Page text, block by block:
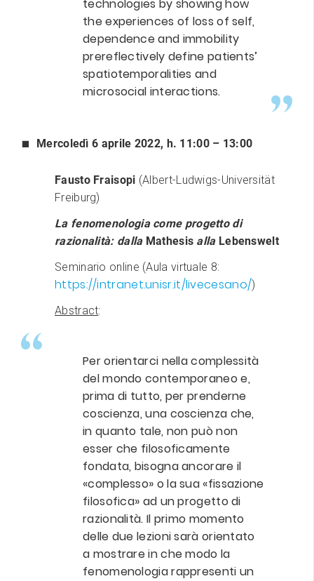
technologies by showing how
the experiences of loss of self,
dependence and immobility
prereflectively define patients’
spatiotemporalities and
microsocial interactions.
Mercoledì 6 aprile 2022, h. 11:00 – 13:00
Fausto Fraisopi (Albert-Ludwigs-Universität
Freiburg)
La fenomenologia come progetto di
razionalità: dalla Mathesis alla Lebenswelt
Seminario online (Aula virtuale 8:
https://intranet.unisr.it/livecesano/)
Abstract:
Per orientarci nella complessità
del mondo contemporaneo e,
prima di tutto, per prenderne
coscienza, una coscienza che,
in quanto tale, non può non
esser che filosoficamente
fondata, bisogna ancorare il
«complesso» o la sua «fissazione
filosofica» ad un progetto di
razionalità. Il primo momento
delle due lezioni sarà orientato
a mostrare in che modo la
fenomenologia rappresenti un